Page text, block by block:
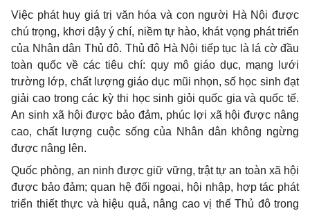
Việc phát huy giá trị văn hóa và con người Hà Nội được
chú trọng, khơi dậy ý chí, niềm tự hào, khát vọng phát triển
của Nhân dân Thủ đô. Thủ đô Hà Nội tiếp tục là lá cờ đầu
toàn quốc về các tiêu chí: quy mô giáo dục, mạng lưới
trường lớp, chất lượng giáo dục mũi nhọn, số học sinh đạt
giải cao trong các kỳ thi học sinh giỏi quốc gia và quốc tế.
An sinh xã hội được bảo đảm, phúc lợi xã hội được nâng
cao, chất lượng cuộc sống của Nhân dân không ngừng
được nâng lên.
Quốc phòng, an ninh được giữ vững, trật tự an toàn xã hội
được bảo đảm; quan hệ đối ngoại, hội nhập, hợp tác phát
triển thiết thực và hiệu quả, nâng cao vị thế Thủ đô trong